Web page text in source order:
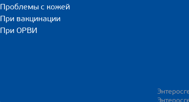
Проблемы с кожей
При вакцинации
При ОРВИ